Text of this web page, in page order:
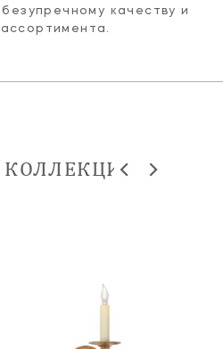
качеству и